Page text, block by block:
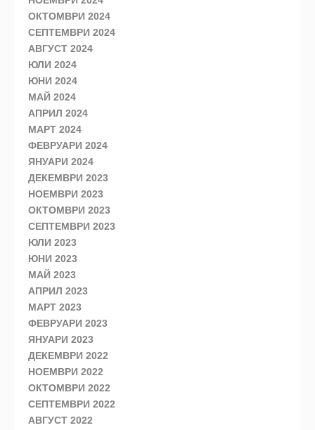
ОКТОМВРИ 2024
СЕПТЕМВРИ 2024
АВГУСТ 2024
ЮЛИ 2024
ЮНИ 2024
МАЙ 2024
АПРИЛ 2024
МАРТ 2024
ФЕВРУАРИ 2024
ЯНУАРИ 2024
ДЕКЕМВРИ 2023
НОЕМВРИ 2023
ОКТОМВРИ 2023
СЕПТЕМВРИ 2023
ЮЛИ 2023
ЮНИ 2023
МАЙ 2023
АПРИЛ 2023
МАРТ 2023
ФЕВРУАРИ 2023
ЯНУАРИ 2023
ДЕКЕМВРИ 2022
НОЕМВРИ 2022
ОКТОМВРИ 2022
СЕПТЕМВРИ 2022
АВГУСТ 2022